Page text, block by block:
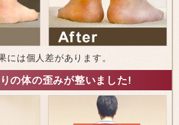
は個人差があります。
の体の歪みが整いました!